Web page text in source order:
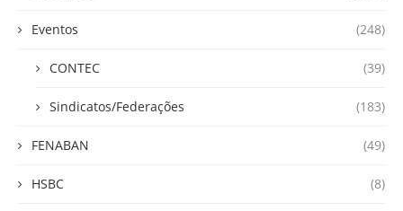
Eventos (248)
CONTEC (39)
Sindicatos/Federações (183)
FENABAN (49)
HSBC (8)